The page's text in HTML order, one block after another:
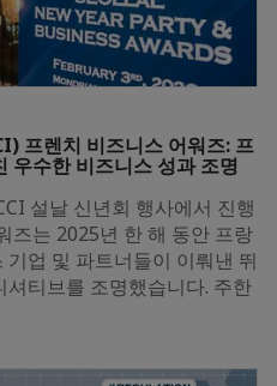
프렌치 비즈니스 어워즈: 프
우수한 비즈니스 성과 조명
설날 신년회 행사에서 진행
즈는 2025년 한 해 동안 프랑
업 및 파트너들이 이뤄낸 뛰
티브를 조명했습니다. 주한